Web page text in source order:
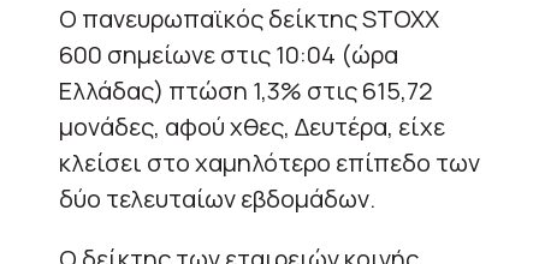
Ο πανευρωπαϊκός δείκτης STOXX
600 σημείωνε στις 10:04 (ώρα
Ελλάδας) πτώση 1,3% στις 615,72
μονάδες, αφού χθες, Δευτέρα, είχε
κλείσει στο χαμηλότερο επίπεδο των
δύο τελευταίων εβδομάδων.